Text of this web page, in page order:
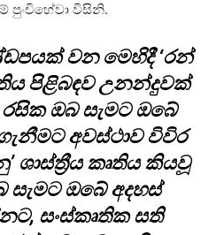
පුංචිහේවා විසිනි.
වන මෙහිදී ‘රන්
පිළිබඳව උනන්දුවක්
ඔබ සැමට ඔබේ
අවස්ථාව විවිර
ශාස්ත්‍රීය කෘතිය කියවූ
ඔබේ අදහස්
සංස්කෘතික සති